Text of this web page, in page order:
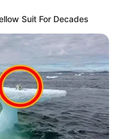
Suit For Decades